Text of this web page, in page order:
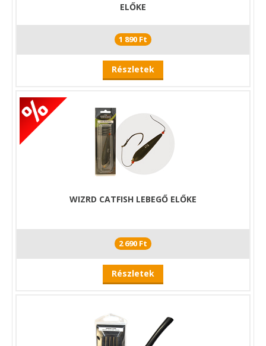
ELŐKE
1 890 Ft
Részletek
WIZRD CATFISH LEBEGŐ ELŐKE
2 690 Ft
Részletek